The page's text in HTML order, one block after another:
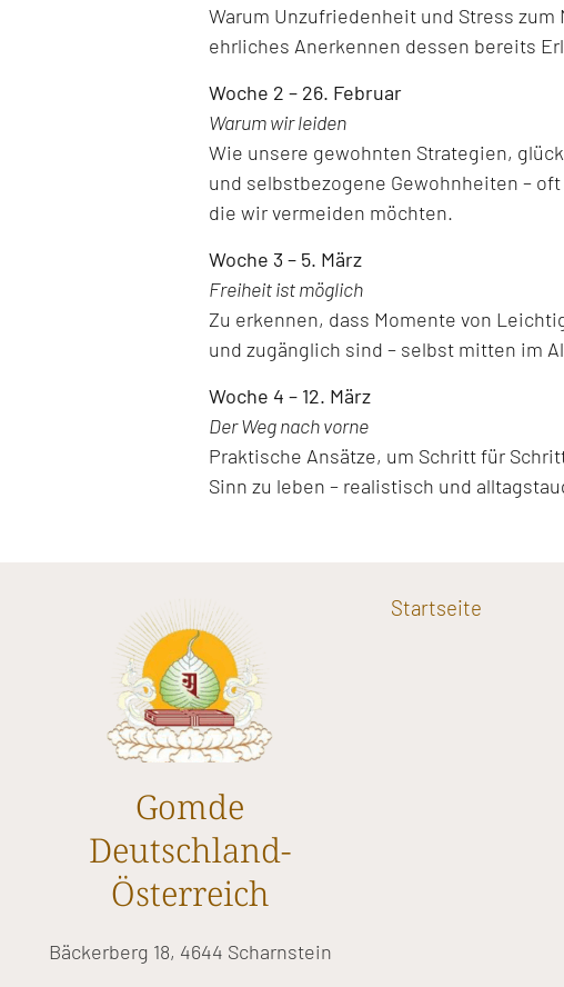
Warum Unzufriedenheit und Stress
ehrliches Anerkennen dessen bereits
Woche 2 – 26. Februar
Warum wir leiden
Wie unsere gewohnten Strategien,
und selbstbezogene Gewohnheiten –
die wir vermeiden möchten.
Woche 3 – 5. März
Freiheit ist möglich
Zu erkennen, dass Momente von
und zugänglich sind – selbst mitten im
Woche 4 – 12. März
Der Weg nach vorne
Praktische Ansätze, um Schritt für
Sinn zu leben – realistisch und
Gomde
Deutschland-
Österreich
Bäckerberg 18, 4644 Scharnstein
Startseite